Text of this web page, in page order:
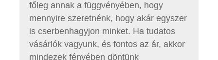
főleg annak a függvényében, hogy
mennyire szeretnénk, hogy akár egyszer
is cserbenhagyjon minket. Ha tudatos
vásárlók vagyunk, és fontos az ár, akkor
mindezek fényében döntünk